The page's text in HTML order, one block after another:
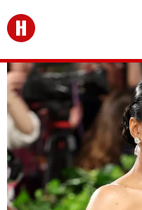
Перейти на главную